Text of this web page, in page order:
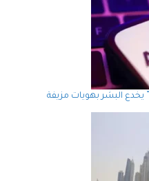
يخدع البشر بهويات مزيفة